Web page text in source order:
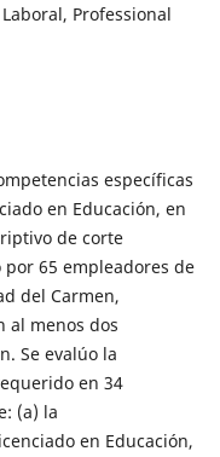
Professional
específicas
en Educación, en
de corte
65 empleadores de
del Carmen,
al menos dos
Se evalúo la
en 34
(a) la
en Educación,